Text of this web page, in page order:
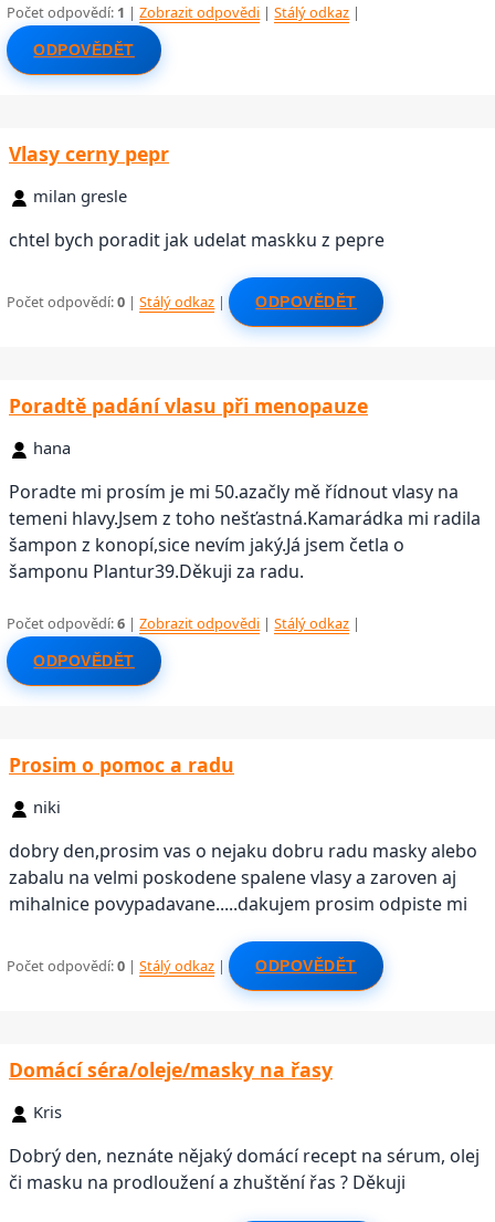
Počet odpovědí: 1 |Zobrazit odpovědi |Stálý odkaz |
ODPOVĚDĚT
Vlasy cerny pepr
milan gresle
chtel bych poradit jak udelat maskku z pepre
Počet odpovědí:0 |Stálý odkaz | ODPOVĚDĚT
Poradtě padání vlasu při menopauze
hana
Poradte mi prosím je mi 50.azačly mě řídnout vlasy na
temeni hlavy.Jsem z toho nešťastná.Kamarádka mi radila
šampon z konopí,sice nevím jaký.Já jsem četla o
šamponu Plantur39.Děkuji za radu.
Počet odpovědí:6 |Zobrazit odpovědi |Stálý odkaz |
ODPOVĚDĚT
Prosim o pomoc a radu
niki
dobry den,prosim vas o nejaku dobru radu masky alebo
zabalu na velmi poskodene spalene vlasy a zaroven aj
mihalnice povypadavane.....dakujem prosim odpiste mi
Počet odpovědí:0 |Stálý odkaz | ODPOVĚDĚT
Domácí séra/oleje/masky na řasy
Kris
Dobrý den, neznáte nějaký domácí recept na sérum, olej
či masku na prodloužení a zhuštění řas ? Děkuji